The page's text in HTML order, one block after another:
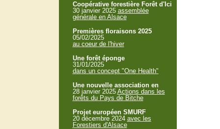
Coopérative forestière Forêt d'Ici
30 janvier 2025 assemblée
générale en Alsace
Premières floraisons 2025
05/02/2025
au coeur de l'hiver
Une forêt éponge
31/01/2025
dans un concept "One Health"
Une nouvelle association en
28 janvier 2025 Actions dans les
forêts du Pays de Bitche
Projet européen SMURF
20 décembre 2024 avec les
Forestiers d'Alsace